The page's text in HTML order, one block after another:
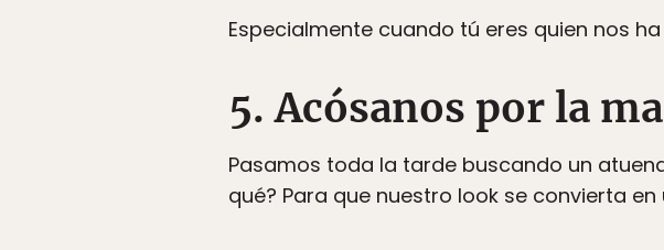
Especialmente cuando tú eres quien nos
5. Acósanos por la
Pasamos toda la tarde buscando un
qué? Para que nuestro look se convierta